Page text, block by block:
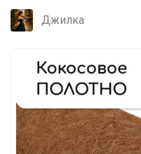
Джилка